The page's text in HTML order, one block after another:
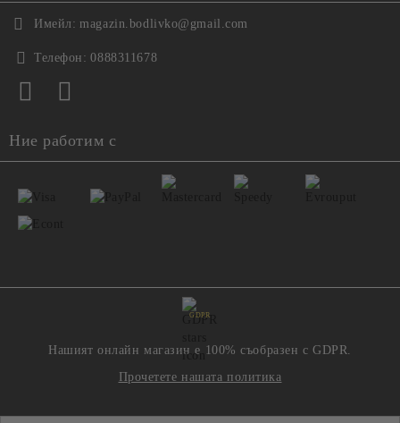
Имейл: magazin.bodlivko@gmail.com
Телефон: 0888311678
Ние работим с
GDPR
Нашият онлайн магазин е 100% съобразен с GDPR.
Прочетете нашата политика